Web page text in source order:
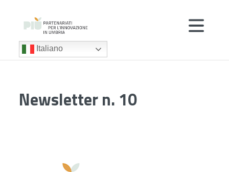
Italiano
Newsletter n. 10